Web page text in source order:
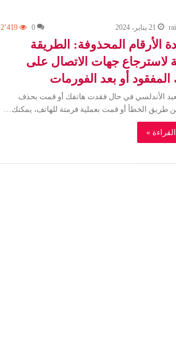
21 يناير، 2024 0 2٬419
الأرقام المحذوفة: الطريقة
لاسترجاع جهات الاتصال على
المفقود أو بعد الفورمات
الأندلسي في حال فقدت هاتفك أو قمت بحذف
عن طريق الخطأ أو قمت بعملية فرمتة للهاتف، يمكنك…
»